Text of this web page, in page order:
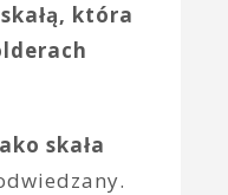
która
skała